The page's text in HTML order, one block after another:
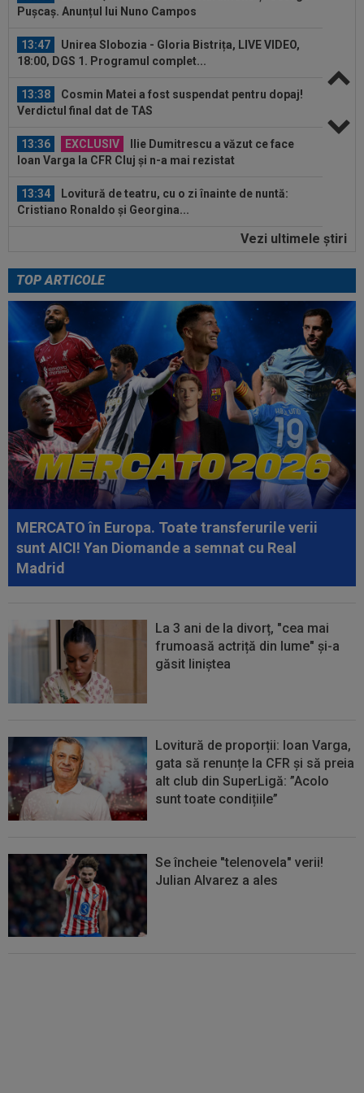
Pușcaș. Anunțul lui Nuno Campos
13:47
Unirea Slobozia - Gloria Bistrița, LIVE VIDEO,
18:00, DGS 1. Programul complet...
13:38
Cosmin Matei a fost suspendat pentru dopaj!
Verdictul final dat de TAS
13:36 EXCLUSIV
Ilie Dumitrescu a văzut ce face
Ioan Varga la CFR Cluj și n-a mai rezistat
13:34
Lovitură de teatru, cu o zi înainte de nuntă:
Cristiano Ronaldo și Georgina...
UTA Arad i-a decis viitorul lui
13:21
”Victima” pe care o face Rodri la Barcelona!
Catalanii l-au scos la vânzare
14:07
Endrick va rămâne în La Liga, dar nu la Real
Madrid!
14:02
Dinamo, fără Mamoudou Karamoko și George
Pușcaș. Anunțul lui Nuno Campos
13:47
Unirea Slobozia - Gloria Bistrița, LIVE VIDEO,
18:00, DGS 1. Programul complet...
13:38
Cosmin Matei a fost suspendat pentru dopaj!
Verdictul final dat de TAS
13:36 EXCLUSIV
Ilie Dumitrescu a văzut ce face
Ioan Varga la CFR Cluj și n-a mai rezistat
Vezi ultimele ştiri
TOP ARTICOLE
MERCATO în Europa. Toate transferurile verii
sunt AICI! Yan Diomande a semnat cu Real
Madrid
La 3 ani de la divorț, "cea mai
frumoasă actriță din lume" și-a
găsit liniștea
Lovitură de proporții: Ioan Varga,
gata să renunțe la CFR și să preia
alt club din SuperLigă: ”Acolo
sunt toate condițiile”
Se încheie "telenovela" verii!
Julian Alvarez a ales